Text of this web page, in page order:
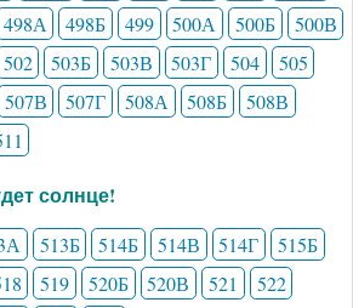
498А 498Б 499 500А 500Б
500В
502 503Б 503В 503Г 504
505
507В 507Г 508А 508Б
508В
солнце!
513Б 514Б 514В 514Г
515Б
519 520Б 520В 521
522